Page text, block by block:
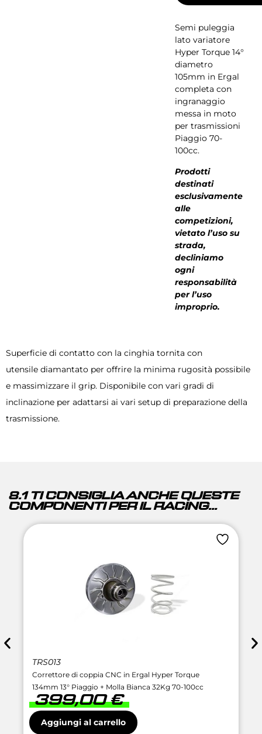
Semi puleggia
lato variatore
Hyper Torque 14°
diametro
105mm in Ergal
completa con
ingranaggio
messa in moto
per trasmissioni
Piaggio 70-
100cc.
Prodotti
destinati
esclusivamente
alle
competizioni,
vietato l’uso su
strada,
decliniamo
ogni
responsabilità
per l’uso
improprio.
Superficie di contatto con la cinghia tornita con
utensile diamantato per offrire la minima rugosità possibile
e massimizzare il grip. Disponibile con vari gradi di
inclinazione per adattarsi ai vari setup di preparazione della
trasmissione.
8.1 TI CONSIGLIA ANCHE QUESTE
COMPONENTI PER IL RACING...
TRS013
Correttore di coppia CNC in Ergal Hyper Torque
134mm 13° Piaggio + Molla Bianca 32Kg 70-100cc
399,00€
Aggiungi al carrello